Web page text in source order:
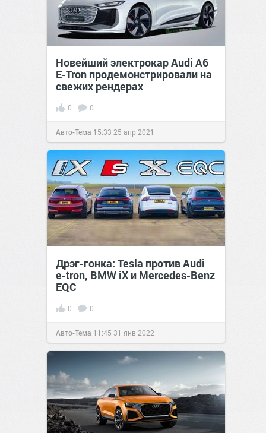
Новейший электрокар Audi A6
E-Tron продемонстрировали на
свежих рендерах
0 0
Авто-Тема 15:33 25 апр 2021
Дрэг-гонка: Tesla против Audi
e-tron, BMW iX и Mercedes-Benz
EQC
0 0
Авто-Тема 11:45 31 янв 2022